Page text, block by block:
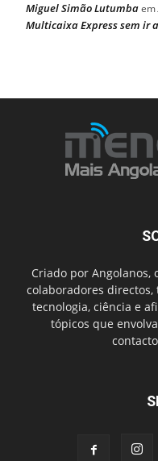
Miguel Simão Lutumbaem
Multicaixa Express sem ir
Criado por Angolanos,
colaboradores
tecnologia, ciência e
tópicos que